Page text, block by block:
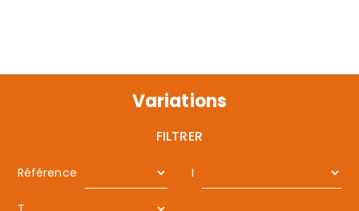
Variations
FILTRER
Référence I